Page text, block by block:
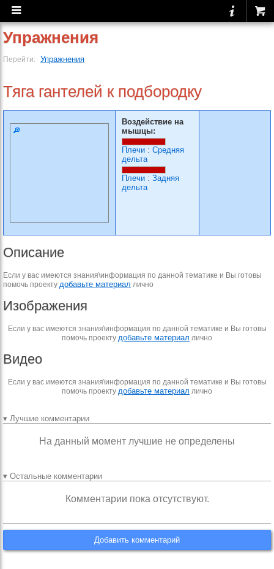
Упражнения
Перейти: Упражнения
Тяга гантелей к подбородку
Воздействие на
мышцы:
Плечи : Средняя
дельта
Плечи : Задняя
дельта
Описание
Если у вас имеются знания\информация по данной тематике и Вы готовы
помочь проекту добавьте материал лично
Изображения
Если у вас имеются знания\информация по данной тематике и Вы готовы
помочь проекту добавьте материал лично
Видео
Если у вас имеются знания\информация по данной тематике и Вы готовы
помочь проекту добавьте материал лично
▾ Лучшие комментарии
На данный момент лучшие не определены
▾ Остальные комментарии
Комментарии пока отсутствуют.
Добавить комментарий